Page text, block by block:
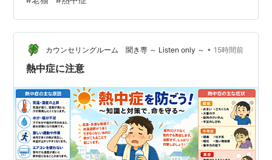
✨️ 【ﾊﾗｲﾊﾟｰｲ。のぶちゃんまんぞく。】 さて、のぶ猫は
すっかり良くなりました。 顔や四肢の短い痙攣はあるけ
ど、もともとの頻度と変わらなくなってきまして。 食欲
も爆発。 ガムガム…
カウンセリングルーム 聞き専 ～ Listen only ～ • 15時間前
熱中症に注意